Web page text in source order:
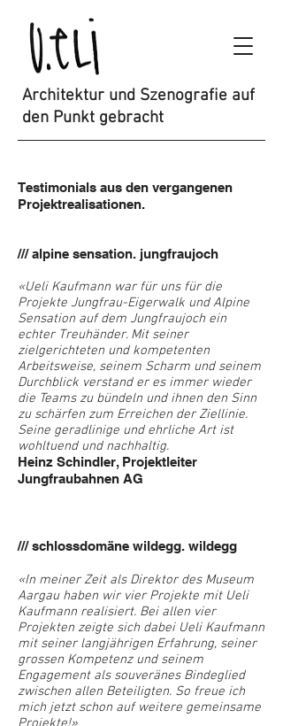
Architektur und Szenografie auf
den Punkt gebracht
Testimonials aus den vergangenen
Projektrealisationen.
/// alpine sensation. jungfraujoch
«Ueli Kaufmann war für uns für die
Projekte Jungfrau-Eigerwalk und Alpine
Sensation auf dem Jungfraujoch ein
echter Treuhänder. Mit seiner
zielgerichteten und kompetenten
Arbeitsweise, seinem Scharm und seinem
Durchblick verstand er es immer wieder
die Teams zu bündeln und ihnen den Sinn
zu schärfen zum Erreichen der Ziellinie.
Seine geradlinige und ehrliche Art ist
wohltuend und nachhaltig.
Heinz Schindler, Projektleiter
Jungfraubahnen AG
/// schlossdomäne wildegg. wildegg
«In meiner Zeit als Direktor des Museum
Aargau haben wir vier Projekte mit Ueli
Kaufmann realisiert. Bei allen vier
Projekten zeigte sich dabei Ueli Kaufmann
mit seiner langjährigen Erfahrung, seiner
grossen Kompetenz und seinem
Engagement als souveränes Bindeglied
zwischen allen Beteiligten. So freue ich
mich jetzt schon auf weitere gemeinsame